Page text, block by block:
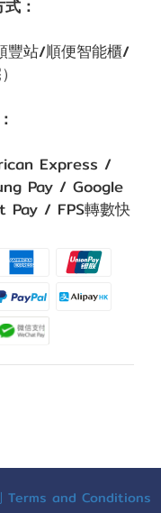
：
豐站/順便智能櫃/
Express /
Pay / Google
/ FPS轉數快
Terms and Conditions